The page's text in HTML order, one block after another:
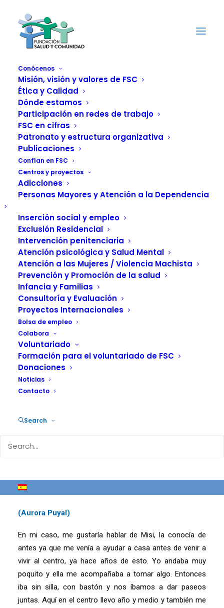
Conócenos
Misión, visión y valores de FSC
Ética y Calidad
Dónde estamos
Participación en redes de trabajo
FSC en cifras
Patronato y estructura organizativa
Publicaciones
Confían en FSC
Centros y proyectos
Adicciones
Personas Mayores y Atención a la Dependencia
Inserción social y empleo
Exclusión Residencial
Intervención penitenciaria
Atención psicológica y Salud Mental
Atención a las Mujeres / Violencia Machista
Prevención y Promoción de la salud
Infancia y Familias
Consultoría y Evaluación
Proyectos Internacionales
Bolsa de empleo
Colabora
Voluntariado
Formación para el voluntariado de FSC
Donaciones
Noticias
Contacto
Search
Entrevista con
Aurora Puyal y
Pascual Rodríguez,
usuarios/as de la
Residencia y Centro
de Día de Gavá,
sobre la labor del
voluntariado
17 JULIO, 2017 INATENCIÓN A LA DEPENDENCIA
FUNDACIÓN SALUD Y COMUNIDAD
Aurora y Pascual residen en este servicio de la
Generalitat de Cataluña, gestionado por la Fundación
Salud y Comunidad (FSC) y el Grupo Lagunduz. Con
ellos/as hemos estado hablando recientemente y
benefician de la actividad desinteresada del
– Nos gustaría que nos hablaras de los
explicaras de qué forma te ofrecen su ayuda
desinteresada
(Aurora Puyal)
En mi caso, me gustaría hablar de Misi, la conocía de
antes ya que me venía a ayudar a casa antes de venir a
vivir al centro, ya hace años de esto. Yo andaba muy
poquito y ella me acompañaba a tomar algo. Entonces
iba sin silla, con bastón y nos íbamos a dar paseos
juntas. Aquí en el centro llevo año y medio y también me